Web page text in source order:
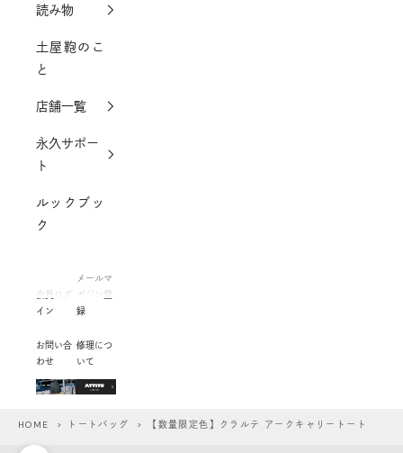
読み物
土屋鞄のこ
と
店舗一覧
永久サポー
ト
ルックブッ
ク
会員ログ
イン
メールマ
ガジン登
録
お問い合
わせ
修理につ
いて
HOME > トートバッグ > 【数量限定色】クラルテ アークキャリートート